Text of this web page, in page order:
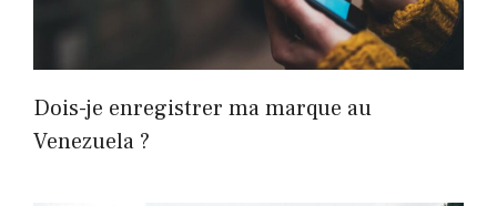
Dois-je enregistrer ma marque au
Venezuela ?